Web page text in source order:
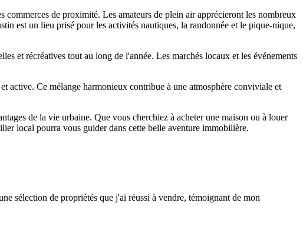
de proximité. Les amateurs de plein air apprécieront les nombreux
est un lieu prisé pour les activités nautiques, la randonnée et le pique-nique,
et récréatives tout au long de l'année. Les marchés locaux et les événements
active. Ce mélange harmonieux contribue à une atmosphère conviviale et
de la vie urbaine. Que vous cherchiez à acheter une maison ou à louer
local pourra vous guider dans cette belle aventure immobilière.
sélection de propriétés que j'ai réussi à vendre, témoignant de mon